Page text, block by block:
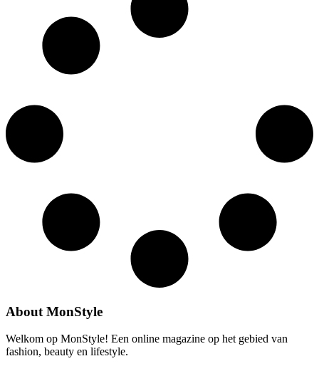
About MonStyle
Welkom op MonStyle! Een online magazine op het gebied van
fashion, beauty en lifestyle.